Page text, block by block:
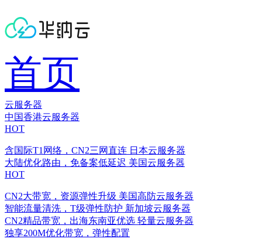
首页
云服务器
中国香港云服务器
HOT
含国际T1网络，CN2三网直连 日本云服务器
大陆优化路由，免备案低延迟 美国云服务器
HOT
CN2大带宽，资源弹性升级 美国高防云服务器
智能流量清洗，T级弹性防护 新加坡云服务器
CN2精品带宽，出海东南亚优选 轻量云服务器
独享200M优化带宽，弹性配置